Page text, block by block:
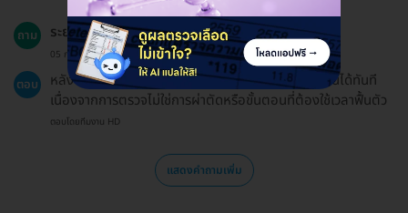
ถาม ระยะเวลาฟื้นตัวหลังการตรวจนานเท่าไหร่?
05 ก.ค. 2024
ตอบ
หลังจากการตรวจจะสามารถกลับไปทำกิจกรรมประจำวันได้ทันที
เนื่องจากการตรวจไม่ใช่การผ่าตัดหรือขั้นตอนที่ต้องใช้เวลาฟื้นตัว
ตอบโดยทีมงาน HD
แสดงคำถามเพิ่ม